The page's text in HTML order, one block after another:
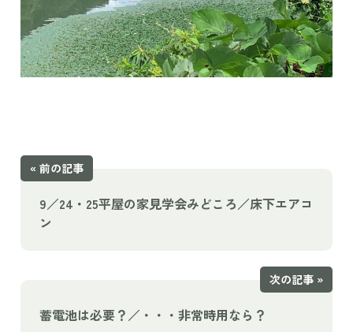
« 前の記事
9／24・25平屋の家見学会みどころ／床下エアコ
ン
次の記事 »
蓄電池は必要？／・・・非常時用なら？